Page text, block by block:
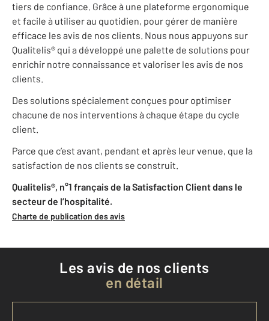
tiers de confiance. Grâce à une plateforme ergonomique
et facile à utiliser au quotidien, pour gérer de manière
efficace les avis de nos clients. Nous nous appuyons sur
Qualitelis® qui a développé une palette de solutions pour
enrichir notre connaissance et valoriser les avis de nos
clients.
Des solutions spécialement conçues pour optimiser
chacune de nos interventions à chaque étape du cycle
client.
Parce que c’est avant, pendant et après leur venue, que la
satisfaction de nos clients se construit.
Qualitelis®, n°1 français de la Satisfaction Client dans le
secteur de l’hospitalité.
Charte de publication des avis
Les avis de nos clients
en détail